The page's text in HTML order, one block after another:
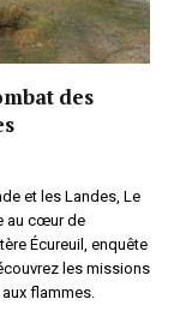
des
et les Landes, Le
au cœur de
Écureuil, enquête
les missions
flammes.